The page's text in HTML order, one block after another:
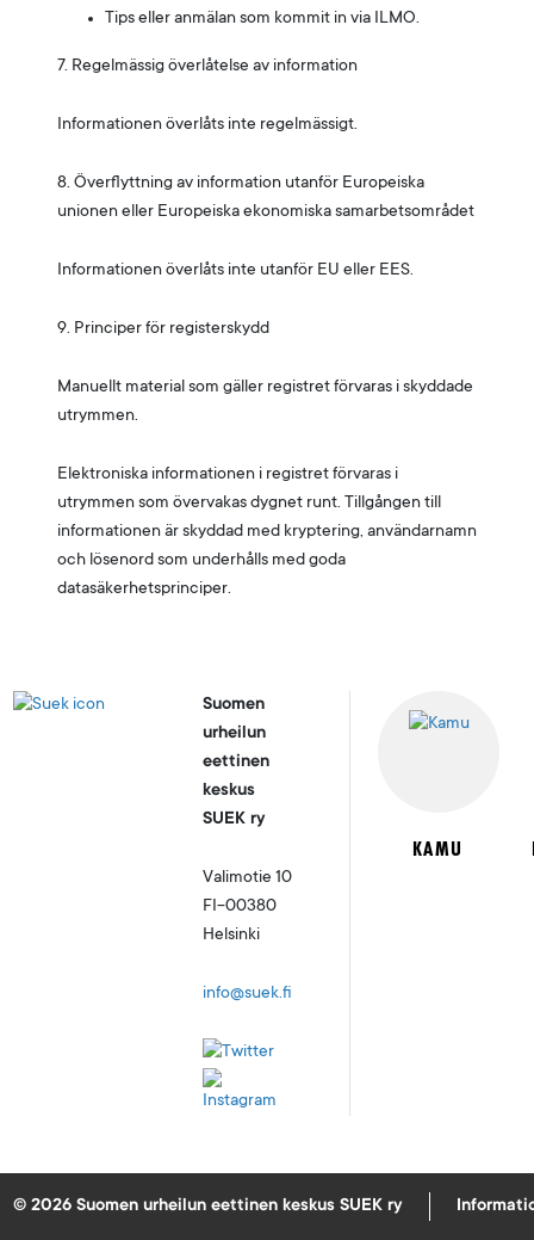
Tips eller anmälan som kommit in via ILMO.
7. Regelmässig överlåtelse av information
Informationen överlåts inte regelmässigt.
8. Överflyttning av information utanför Europeiska
unionen eller Europeiska ekonomiska samarbetsområdet
Informationen överlåts inte utanför EU eller EES.
9. Principer för registerskydd
Manuellt material som gäller registret förvaras i skyddade
utrymmen.
Elektroniska informationen i registret förvaras i
utrymmen som övervakas dygnet runt. Tillgången till
informationen är skyddad med kryptering, användarnamn
och lösenord som underhålls med goda
datasäkerhetsprinciper.
Suomen
urheilun
eettinen
keskus
SUEK ry
Valimotie 10
FI-00380
Helsinki
info@suek.fi
KAMU
© 2026 Suomen urheilun eettinen keskus SUEK ry